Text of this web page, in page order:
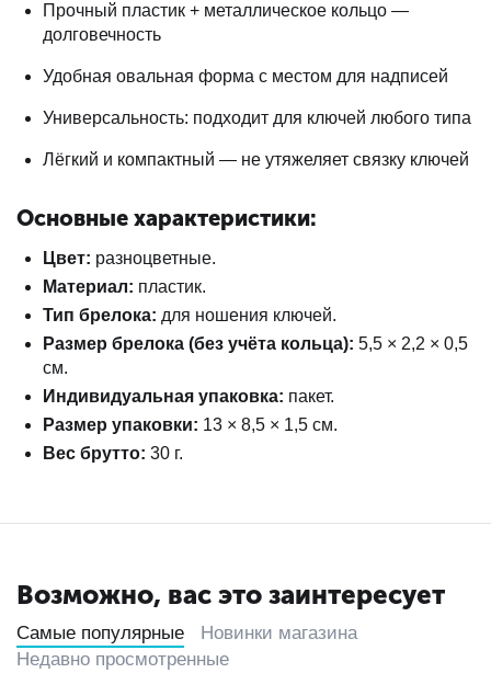
Прочный пластик + металлическое кольцо —
долговечность
Удобная овальная форма с местом для надписей
Универсальность: подходит для ключей любого типа
Лёгкий и компактный — не утяжеляет связку ключей
Основные характеристики:
Цвет: разноцветные.
Материал: пластик.
Тип брелока: для ношения ключей.
Размер брелока (без учёта кольца): 5,5 × 2,2 × 0,5
см.
Индивидуальная упаковка: пакет.
Размер упаковки: 13 × 8,5 × 1,5 см.
Вес брутто: 30 г.
Возможно, вас это заинтересует
Самые популярные
Новинки магазина
Недавно просмотренные